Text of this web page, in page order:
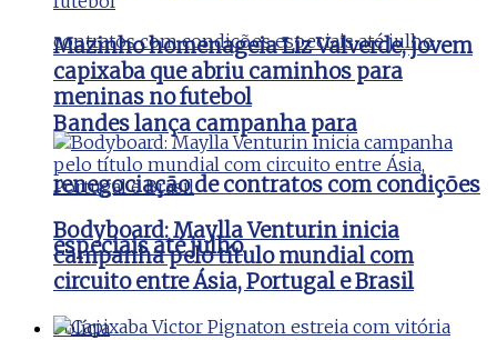
Bandes lança campanha para
renegociação de contratos com condições
especiais até julho
Polícia
Mazinho homenageia Liz Valverde, jovem
capixaba que abriu caminhos para
meninas no futebol
Bodyboard: Maylla Venturin inicia
campanha pelo título mundial com
circuito entre Ásia, Portugal e Brasil